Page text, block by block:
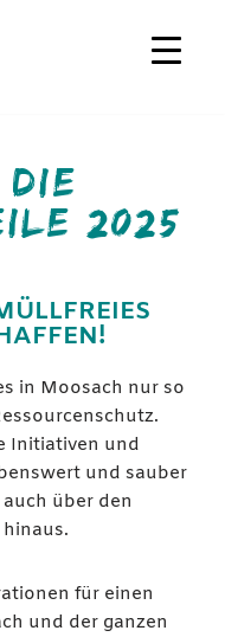
DIE
2025
in Moosach nur so
Initiativen und
und sauber
über den
für einen
und der ganzen